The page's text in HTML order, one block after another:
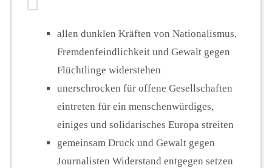
allen dunklen Kräften von Nationalismus,
Fremdenfeindlichkeit und Gewalt gegen
Flüchtlinge widerstehen
unerschrocken für offene Gesellschaften
eintreten für ein menschenwürdiges,
einiges und solidarisches Europa streiten
gemeinsam Druck und Gewalt gegen
Journalisten Widerstand entgegen setzen